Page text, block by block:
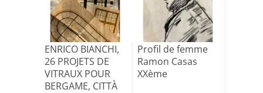
ENRICO BIANCHI,
26 PROJETS DE
VITRAUX POUR
BERGAME, CITTÀ
Profil de femme
Ramon Casas
XXème